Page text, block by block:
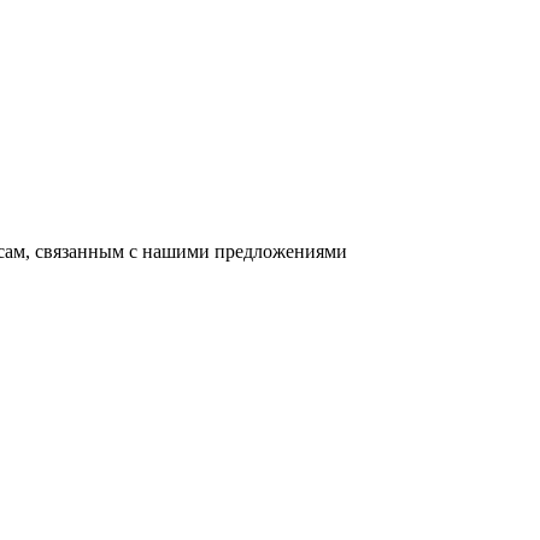
связанным с нашими предложениями